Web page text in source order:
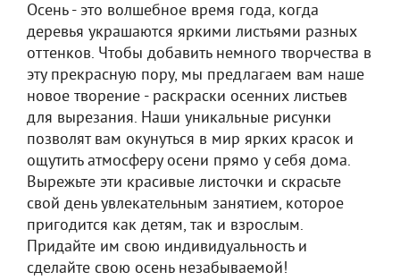
Осень - это волшебное время года, когда
деревья украшаются яркими листьями разных
оттенков. Чтобы добавить немного творчества в
эту прекрасную пору, мы предлагаем вам наше
новое творение - раскраски осенних листьев
для вырезания. Наши уникальные рисунки
позволят вам окунуться в мир ярких красок и
ощутить атмосферу осени прямо у себя дома.
Вырежьте эти красивые листочки и скрасьте
свой день увлекательным занятием, которое
пригодится как детям, так и взрослым.
Придайте им свою индивидуальность и
сделайте свою осень незабываемой!